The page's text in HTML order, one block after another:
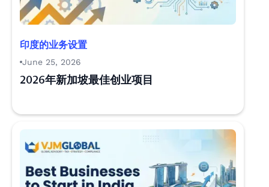
印度的业务设置
June 25, 2026
2026年新加坡最佳创业项目